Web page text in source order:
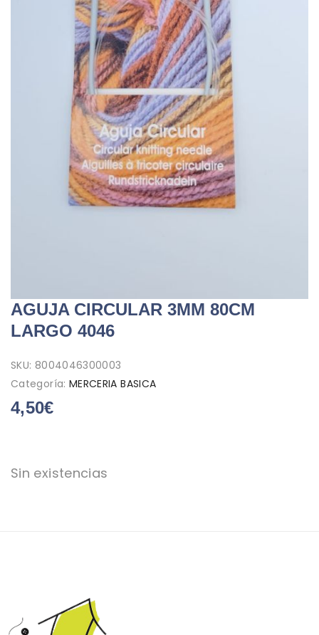
AGUJA CIRCULAR 3MM 80CM
LARGO 4046
SKU: 8004046300003
Categoría: MERCERIA BASICA
4,50€
Sin existencias